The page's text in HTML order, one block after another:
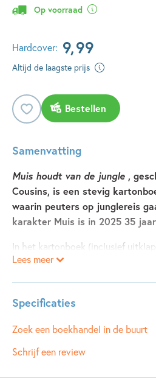
Op voorraad
Hardcover: 9,99
Altijd de laagste prijs
Bestellen
Samenvatting
Muis houdt van de jungle ,
Cousins, is een stevig
waarin peuters op junglereis
karakter Muis is in 2025 35
In het kartonboek (inclusief
jungleneemt Lucy Cousins, die al
dicht op elkaar dat je er moeilijk
vaart met de boot over de rivier.
die dieren maken heel veel geluid!
Lees meer
Specificaties
Leeftijdsindicatie: 2 - 99 jaar
ISBN:
9789025888367
Zoek een boekhandel in de buurt
Schrijf een review